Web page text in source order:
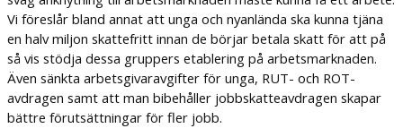
Vi föreslår bland annat att unga och nyanlända ska kunna tjäna
en halv miljon skattefritt innan de börjar betala skatt för att på
så vis stödja dessa gruppers etablering på arbetsmarknaden.
Även sänkta arbetsgivaravgifter för unga, RUT- och ROT-
avdragen samt att man bibehåller jobbskatteavdragen skapar
bättre förutsättningar för fler jobb.